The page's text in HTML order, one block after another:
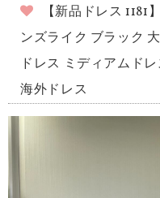
【新品ドレス
ンズライク ブラック
ドレス ミディアムド
海外ドレス